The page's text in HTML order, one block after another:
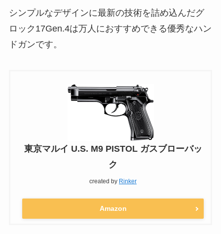
シンプルなデザインに最新の技術を詰め込んだグ
ロック17Gen.4は万人におすすめできる優秀なハン
ドガンです。
東京マルイ U.S. M9 PISTOL ガスブローバッ
ク
created by Rinker
Amazon